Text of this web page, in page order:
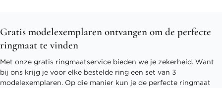
Gratis modelexemplaren ontvangen om de perfecte
ringmaat te vinden
Met onze gratis ringmaatservice bieden we je zekerheid. Want
bij ons krijg je voor elke bestelde ring een set van 3
modelexemplaren. Op die manier kun je de perfecte ringmaat